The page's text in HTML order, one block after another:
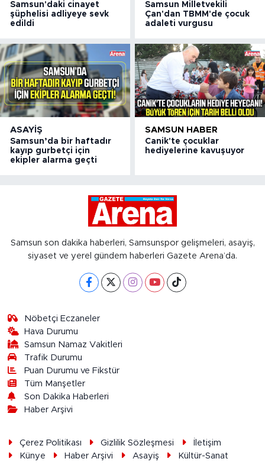
Samsun'daki cinayet
şüphelisi adliyeye sevk
edildi
Samsun Milletvekili
Çan'dan TBMM'de çocuk
adaleti vurgusu
ASAYIŞ
Samsun’da bir haftadır
kayıp gurbetçi için
ekipler alarma geçti
SAMSUN HABER
Canik'te çocuklar
hediyelerine kavuşuyor
Samsun son dakika haberleri, Samsunspor gelişmeleri, asayiş,
siyaset ve yerel gündem haberleri Gazete Arena’da.
Nöbetçi Eczaneler
Hava Durumu
Samsun Namaz Vakitleri
Trafik Durumu
Puan Durumu ve Fikstür
Tüm Manşetler
Son Dakika Haberleri
Haber Arşivi
Çerez Politikası Gizlilik Sözleşmesi
İletişim
Künye
Haber Arşivi Asayiş
Kültür-Sanat